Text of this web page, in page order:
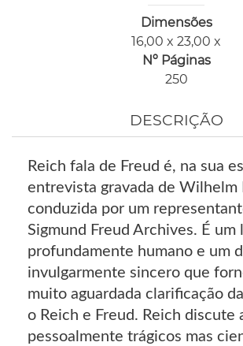
Dimensões
16,00 x 23,00 x
Nº Páginas
250
DESCRIÇÃO
Reich fala de Freud é, na sua
entrevista gravada de Wilhelm
conduzida por um
Sigmund Freud Archives. É um
profundamente humano e um
invulgarmente sincero que
muito aguardada clarificação
o Reich e Freud. Reich discute
pessoalmente trágicos mas